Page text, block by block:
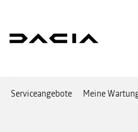
Serviceangebote Meine